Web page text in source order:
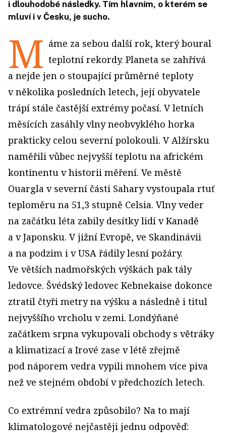
i dlouhodobé následky. Tím hlavním, o kterém se
mluví i v Česku, je sucho.
M áme za sebou další rok, který boural
teplotní rekordy. Planeta se zahřívá
a nejde jen o stoupající průměrné teploty
v několika posledních letech, její obyvatele
trápí stále častější extrémy počasí. V letních
měsících zasáhly vlny neobvyklého horka
prakticky celou severní polokouli. V Alžírsku
naměřili vůbec nejvyšší teplotu na africkém
kontinentu v historii měření. Ve městě
Ouargla v severní části Sahary vystoupala rtuť
teploměru na 51,3 stupně Celsia. Vlny veder
na začátku léta zabily desítky lidí v Kanadě
a v Japonsku. V jižní Evropě, ve Skandinávii
a na podzim i v USA řádily lesní požáry.
Ve větších nadmořských výškách pak tály
ledovce. Švédský ledovec Kebnekaise dokonce
ztratil čtyři metry na výšku a následně i titul
nejvyššího vrcholu v zemi. Londýňané
začátkem srpna vykupovali obchody s větráky
a klimatizací a Irové zase v létě zřejmě
pod náporem vedra vypili mnohem více piva
než ve stejném období v předchozích letech.
Co extrémní vedra způsobilo? Na to mají
klimatologové nejčastěji jednu odpověď: